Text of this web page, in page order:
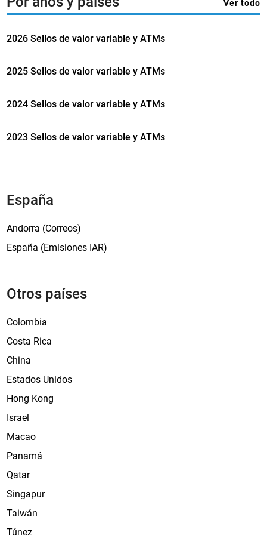
a
a
í
Ver todo
2026 Sellos de valor variable y ATMs
2025 Sellos de valor variable y ATMs
2024 Sellos de valor variable y ATMs
2023 Sellos de valor variable y ATMs
España
Andorra (Correos)
España (Emisiones IAR)
Otros países
Colombia
Costa Rica
China
Estados Unidos
Hong Kong
Israel
Macao
Panamá
Qatar
Singapur
Taiwán
Túnez